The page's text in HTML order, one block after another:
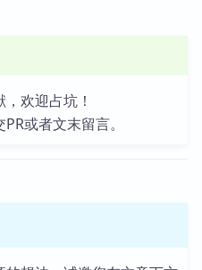
欢迎占坑！
或者文末留言。